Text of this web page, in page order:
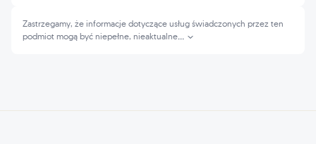
Zastrzegamy, że informacje dotyczące usług świadczonych przez ten
podmiot mogą być niepełne, nieaktualne